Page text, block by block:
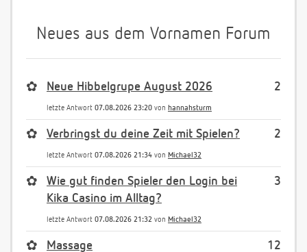
Neues aus dem Vornamen Forum
2
✿ Neue Hibbelgrupe August 2026
letzte Antwort 07.08.2026 23:20 von hannahsturm
2
✿ Verbringst du deine Zeit mit Spielen?
letzte Antwort 07.08.2026 21:34 von Michael32
3
✿
Wie gut finden Spieler den Login bei
Kika Casino im Alltag?
letzte Antwort 07.08.2026 21:32 von Michael32
12
✿ Massage